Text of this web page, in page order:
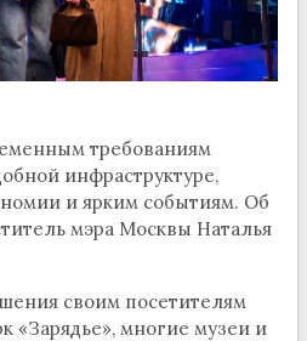
требованиям
инфраструктуре,
и ярким событиям. Об
мэра Москвы Наталья
своим посетителям
«Зарядье», многие музеи и